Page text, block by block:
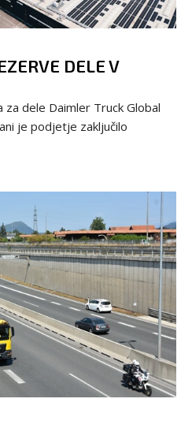
DELE V
dele Daimler Truck Global
je podjetje zaključilo